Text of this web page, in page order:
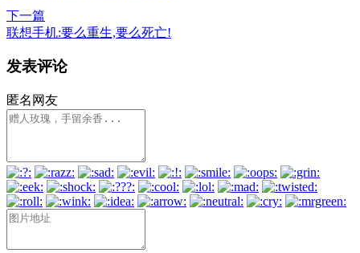
下一篇
联想手机:要么重生,要么死亡!
发表评论
匿名网友